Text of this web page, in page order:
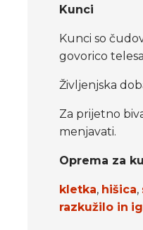
Kunci
Kunci so
govorico
Življenjska
Za prijetno
menjavati.
Oprema za
kletka, hišica,
razkužilo in